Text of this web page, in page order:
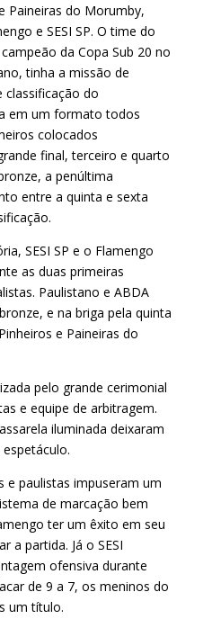
Paineiras do Morumby,
e SESI SP. O time do
da Copa Sub 20 no
tinha a missão de
classificação do
em um formato todos
colocados
final, terceiro e quarto
a penúltima
entre a quinta e sexta
SESI SP e o Flamengo
as duas primeiras
Paulistano e ABDA
e na briga pela quinta
e Paineiras do
pelo grande cerimonial
e equipe de arbitragem.
iluminada deixaram
e paulistas impuseram um
de marcação bem
ter um êxito em seu
a partida. Já o SESI
ofensiva durante
de 9 a 7, os meninos do
um título.